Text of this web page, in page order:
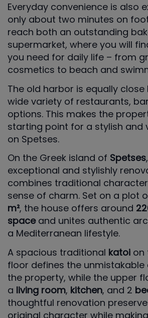
Everyday convenience is also
only about two minutes on
reach both an outstanding
supermarket, where you will
you need for daily life – from
cosmetics to beach and
The old harbor is equally
wide variety of restaurants,
options. This makes the
starting point for a stylish and
on Spetses.
On the Greek island of Spetses
exceptional and stylishly
combines traditional
sense of charm. Set on a plot
m², the house offers around
spaceand unites authentic
a Mediterranean lifestyle.
A spacious traditional katoi on
floor defines the
the property, while the upper
a living room, kitchen, and 2
thoughtful renovation
original character while